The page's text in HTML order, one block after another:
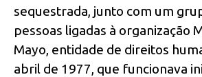
sequestrada, junto com um
pessoas ligadas à organização
Mayo, entidade de direitos
abril de 1977, que funcionava